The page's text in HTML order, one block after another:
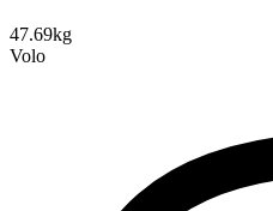
47.69kg
Volo